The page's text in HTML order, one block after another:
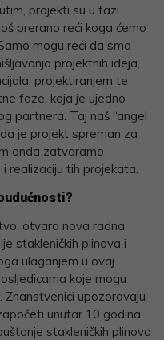
projekti su u fazi
prerano reći koga ćemo
mogu reći da smo
projektnih ideja,
projektiranjem te
faze, koja je ujedno
partnera. Taj naš “angel
je projekt spreman za
onda zatvaramo
realizaciju tih projekata.
otvara nova radna
stakleničkih plinova i
ulaganjem u ovaj
koje mogu
upozoravaju
unutar 10 godina
stakleničkih plinova